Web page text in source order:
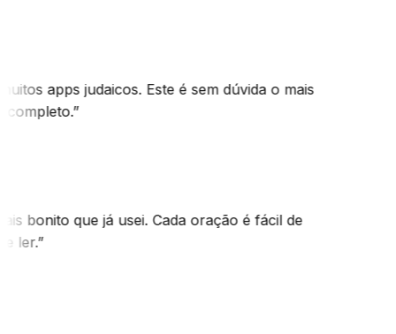
apps judaicos. Este é sem dúvida o mais
completo.”
bonito que já usei. Cada oração é fácil de
ler.”